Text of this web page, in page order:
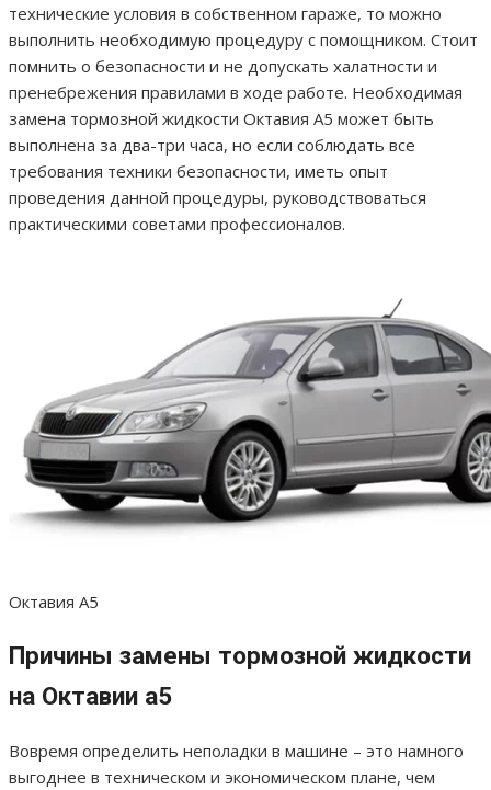
технические условия в собственном гараже, то можно
выполнить необходимую процедуру с помощником. Стоит
помнить о безопасности и не допускать халатности и
пренебрежения правилами в ходе работе. Необходимая
замена тормозной жидкости Октавия А5 может быть
выполнена за два-три часа, но если соблюдать все
требования техники безопасности, иметь опыт
проведения данной процедуры, руководствоваться
практическими советами профессионалов.
Октавия А5
Причины замены тормозной жидкости
на Октавии а5
Вовремя определить неполадки в машине – это намного
выгоднее в техническом и экономическом плане, чем